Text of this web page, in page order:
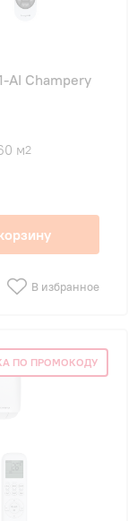
AI Champery
м2
В избранное
ПО ПРОМОКОДУ